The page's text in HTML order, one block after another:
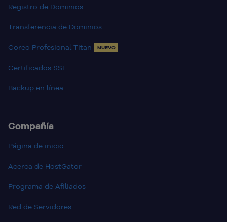
Registro de Dominios
Transferencia de Dominios
Coreo Profesional Titan NUEVO
Certificados SSL
Backup en línea
Compañía
Página de inicio
Acerca de HostGator
Programa de Afiliados
Red de Servidores